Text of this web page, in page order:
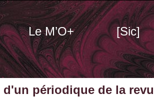
Le M’O+ [Sic]
d'un périodique de la